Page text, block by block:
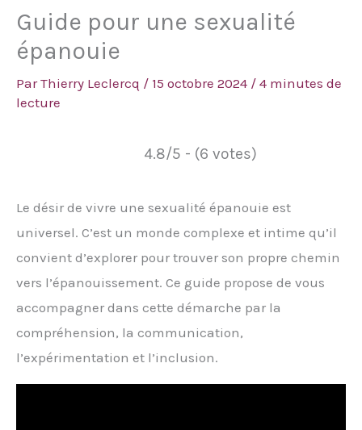
Guide pour une sexualité
épanouie
ParThierry Leclercq / 15 octobre 2024 / 4 minutes de
lecture
4.8/5 - (6 votes)
Le désir de vivre une sexualité épanouie est
universel. C’est un monde complexe et intime qu’il
convient d’explorer pour trouver son propre chemin
vers l’épanouissement. Ce guide propose de vous
accompagner dans cette démarche par la
compréhension, la communication,
l’expérimentation et l’inclusion.